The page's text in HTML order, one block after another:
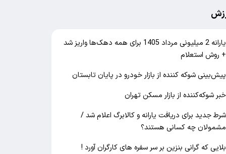
یارانه 2 میلیونی مرداد 1405 برای همه دهک‌ها واریز شد
+ روش استعلام
پیش‌بینی شوکه کننده از بازار خودرو در پایان تابستان
خبر شوکه‌کننده از بازار مسکن تهران
شرط جدید برای دریافت یارانه و کالابرگ اعلام شد /
مشمولان چه کسانی هستند؟
بلایی که گرانی بنزین بر سر سفره های کارگران آورد !